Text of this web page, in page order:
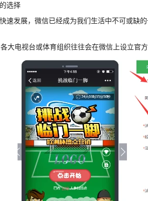
选择
速发展，微信已经成为我们生活中不可或缺
大电视台或体育组织往往会在微信上设立官